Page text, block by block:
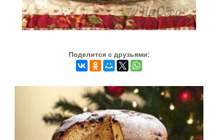
Поделится c друзьями: